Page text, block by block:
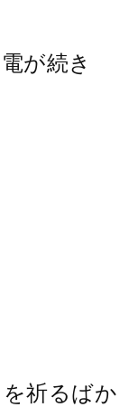
が続き
祈るばか